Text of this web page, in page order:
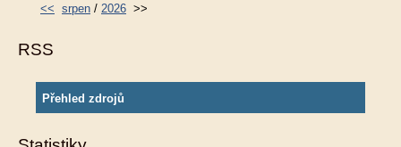
<< srpen / 2026 >>
RSS
Přehled zdrojů